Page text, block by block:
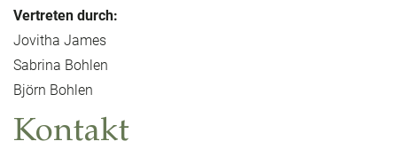
Vertreten durch:
Jovitha James
Sabrina Bohlen
Björn Bohlen
Kontakt